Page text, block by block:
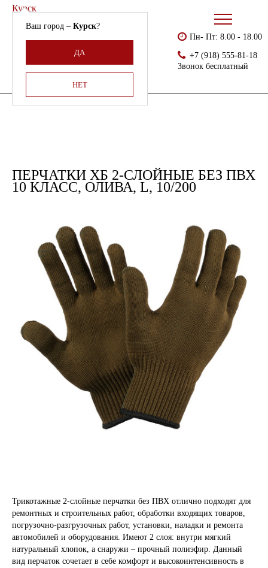
Курск
Ваш город –Курск?
ДА
НЕТ
Армения, Молдавия,
Пн- Пт: 8.00 - 18.00
+7 (918) 555-81-18
Звонок бесплатный
Перчатки хб 2-слойные без ПВХ 10 класс, олива, L, 10/200
ПЕРЧАТКИ ХБ 2-СЛОЙНЫЕ БЕЗ ПВХ
10 КЛАСС, ОЛИВА, L, 10/200
Трикотажные 2-слойные перчатки без ПВХ отлично подходят для
ремонтных и строительных работ, обработки входящих товаров,
погрузочно-разгрузочных работ, установки, наладки и ремонта
автомобилей и оборудования. Имеют 2 слоя: внутри мягкий
натуральный хлопок, а снаружи – прочный полиэфир. Данный
вид перчаток сочетает в себе комфорт и высокоинтенсивность в